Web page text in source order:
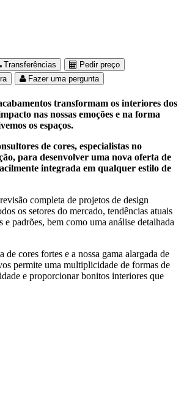
Transferências
Pedir preço
Fazer uma pergunta
transformam os interiores dos
nas nossas emoções e na forma
os espaços.
de cores, especialistas no
para desenvolver uma nova oferta de
integrada em qualquer estilo de
completa de projetos de design
os setores do mercado, tendências atuais
e padrões, bem como uma análise detalhada
de cores fortes e a nossa gama alargada de
permite uma multiplicidade de formas de
e proporcionar bonitos interiores que